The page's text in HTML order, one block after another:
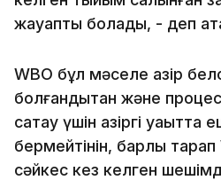
жауапты болады, - деп
WBO бұл мәселе қазір
болғандықтан және
сақтау үшін қазіргі уақытта
бермейтінін, барлық
сәйкес кез келген